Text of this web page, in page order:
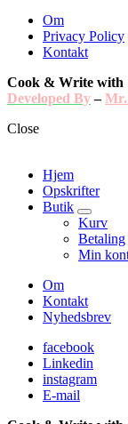
Om
Privacy Policy
Kontakt
Cook & Write with
Developed By–Mr.
Close
Hjem
Opskrifter
Butik
expand
child
menu
Kurv
Betaling
Min
Om
Kontakt
Nyhedsbrev
facebook
Linkedin
instagram
E-mail